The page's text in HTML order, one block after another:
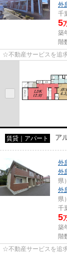
外
千
5
築
階
☆不動産サービスを追
賃貸｜アパート ア
外
外
県
外
県
千
5
築
階
☆不動産サービスを追